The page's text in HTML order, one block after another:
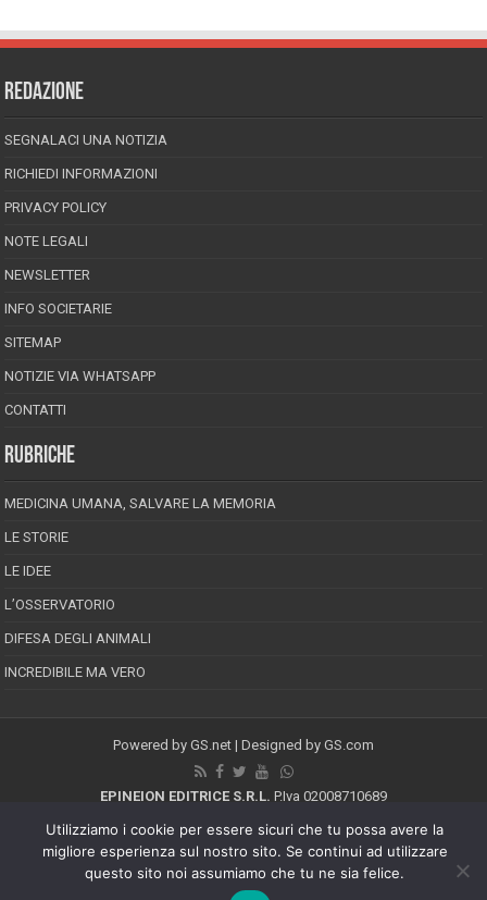
REDAZIONE
SEGNALACI UNA NOTIZIA
RICHIEDI INFORMAZIONI
PRIVACY POLICY
NOTE LEGALI
NEWSLETTER
INFO SOCIETARIE
SITEMAP
NOTIZIE VIA WHATSAPP
CONTATTI
RUBRICHE
MEDICINA UMANA, SALVARE LA MEMORIA
LE STORIE
LE IDEE
L’OSSERVATORIO
DIFESA DEGLI ANIMALI
INCREDIBILE MA VERO
Powered by GS.net | Designed by GS.com
EPINEION EDITRICE S.R.L. P.Iva 02008710689
Direttore responsabile: Maurizio Piccinino
Iscrizione al ROC n.22607
Riproduzione riservata © Copyright 2026, All Rights Reserved
Utilizziamo i cookie per essere sicuri che tu possa avere la
migliore esperienza sul nostro sito. Se continui ad utilizzare
questo sito noi assumiamo che tu ne sia felice.